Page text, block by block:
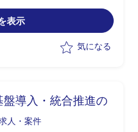
ェア発災時の対応手順、イ
スポンス設計
表示
気になる
盤導入・統合推進の
人・案件